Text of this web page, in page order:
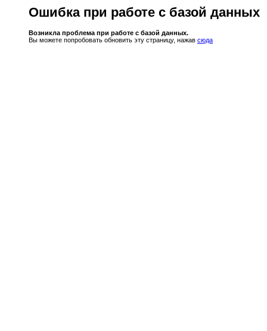
Ошибка при работе с базой данных
Возникла проблема при работе с базой данных.
Вы можете попробовать обновить эту страницу, нажав сюда